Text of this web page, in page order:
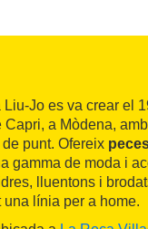
Liu-Jo es va crear el
Capri, a Mòdena,
punt. Ofereix
gamma de moda i
lluentons i
una línia per a home.